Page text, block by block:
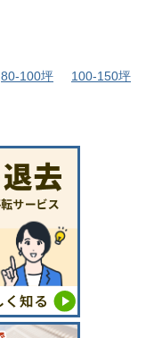
80-100坪 100-150坪